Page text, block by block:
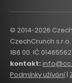
© 2014-2026
CzechCrunch
186 00. IČ 01465562.
kontakt:
Podmínky užívání|